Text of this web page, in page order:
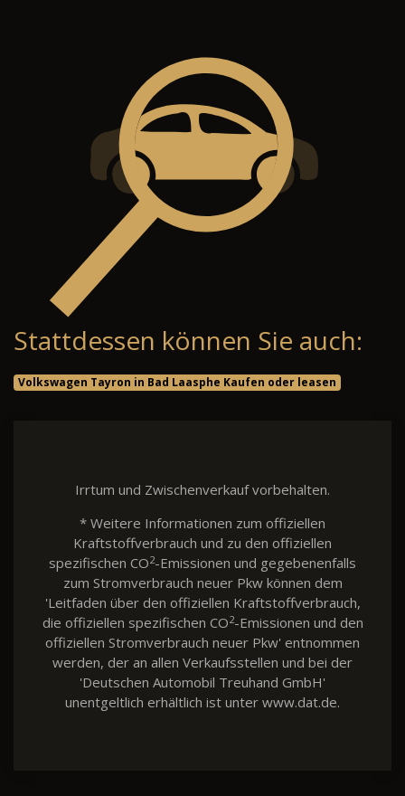
Stattdessen können Sie auch:
Volkswagen Tayron in Bad Laasphe Kaufen oder leasen
Irrtum und Zwischenverkauf vorbehalten.
* Weitere Informationen zum offiziellen
Kraftstoffverbrauch und zu den offiziellen
spezifischen CO2-Emissionen und gegebenenfalls
zum Stromverbrauch neuer Pkw können dem
'Leitfaden über den offiziellen Kraftstoffverbrauch,
die offiziellen spezifischen CO2-Emissionen und den
offiziellen Stromverbrauch neuer Pkw' entnommen
werden, der an allen Verkaufsstellen und bei der
'Deutschen Automobil Treuhand GmbH'
unentgeltlich erhältlich ist unter www.dat.de.